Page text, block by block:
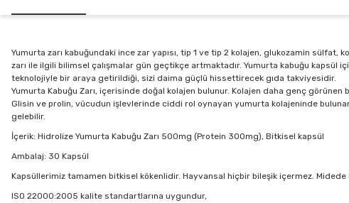
Yumurta zarı kabuğundaki ince zar yapısı, tip 1 ve tip 2 kolajen, glukozamin
zarı ile ilgili bilimsel çalışmalar gün geçtikçe artmaktadır. Yumurta kabuğu
teknolojiyle bir araya getirildiği, sizi daima güçlü hissettirecek gıda takviyesidir.
Yumurta Kabuğu Zarı, içerisinde doğal kolajen bulunur. Kolajen daha genç
Glisin ve prolin, vücudun işlevlerinde ciddi rol oynayan yumurta kolajeninde
gelebilir.
İçerik: Hidrolize Yumurta Kabuğu Zarı 500mg (Protein 300mg), Bitkisel kapsül
Ambalaj: 30 Kapsül
Kapsüllerimiz tamamen bitkisel kökenlidir. Hayvansal hiçbir bileşik içermez.
ISO 22000:2005 kalite standartlarına uygundur,